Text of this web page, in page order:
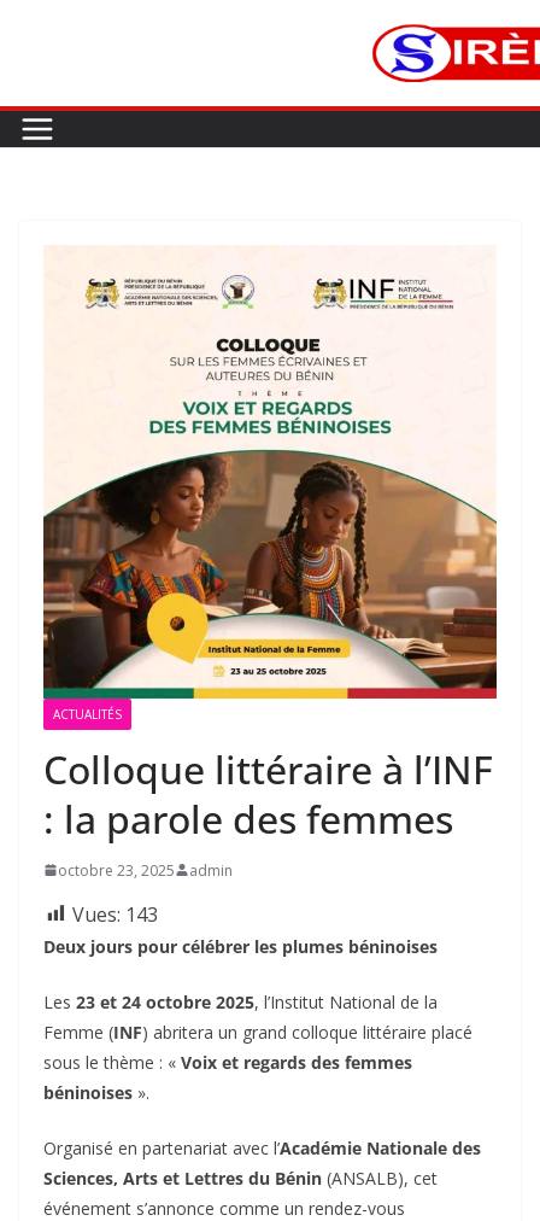
ACTUALITÉS
‎Colloque littéraire à l’INF
: la parole des femmes
octobre 23, 2025 admin
Vues: 143
Deux jours pour célébrer les plumes béninoises
‎Les 23 et 24 octobre 2025, l’Institut National de la
Femme (INF) abritera un grand colloque littéraire placé
sous le thème : « Voix et regards des femmes
béninoises ».
‎Organisé en partenariat avec l’Académie Nationale des
Sciences, Arts et Lettres du Bénin (ANSALB), cet
événement s’annonce comme un rendez-vous